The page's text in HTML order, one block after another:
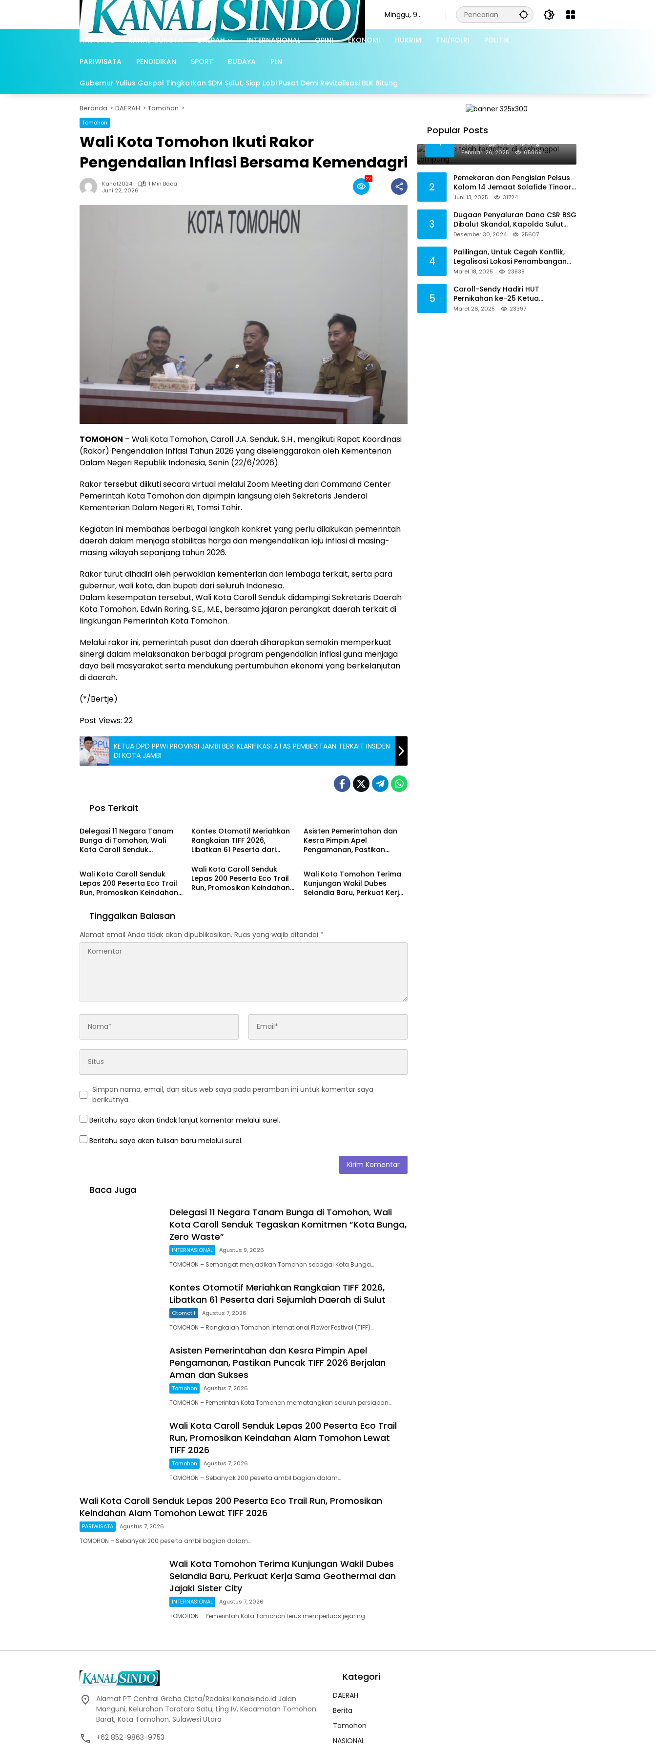
Minggu, 9
NASIONAL
KANAL IBUKOTA DAERAH INTERNASIONAL OPINI EKONOMI HUKRIM TNI/POLRI POLITIK
PARIWISATA PENDIDIKAN SPORT BUDAYA PLN
Gubernur Yulius Gaspol Tingkatkan SDM Sulut, Siap Lobi Pusat Demi Revitalisasi BLK Bitung
Beranda DAERAH Tomohon
Tomohon
Wali Kota Tomohon Ikuti Rakor
Pengendalian Inflasi Bersama Kemendagri
Kanal2024
1 Min Baca
Juni 22, 2026
22
TOMOHON – Wali Kota Tomohon, Caroll J.A. Senduk, S.H., mengikuti Rapat Koordinasi
(Rakor) Pengendalian Inflasi Tahun 2026 yang diselenggarakan oleh Kementerian
Dalam Negeri Republik Indonesia, Senin (22/6/2026).
Rakor tersebut diikuti secara virtual melalui Zoom Meeting dari Command Center
Pemerintah Kota Tomohon dan dipimpin langsung oleh Sekretaris Jenderal
Kementerian Dalam Negeri RI, Tomsi Tohir.
Kegiatan ini membahas berbagai langkah konkret yang perlu dilakukan pemerintah
daerah dalam menjaga stabilitas harga dan mengendalikan laju inflasi di masing-
masing wilayah sepanjang tahun 2026.
Rakor turut dihadiri oleh perwakilan kementerian dan lembaga terkait, serta para
gubernur, wali kota, dan bupati dari seluruh Indonesia.
Dalam kesempatan tersebut, Wali Kota Caroll Senduk didampingi Sekretaris Daerah
Kota Tomohon, Edwin Roring, S.E., M.E., bersama jajaran perangkat daerah terkait di
lingkungan Pemerintah Kota Tomohon.
Melalui rakor ini, pemerintah pusat dan daerah diharapkan semakin memperkuat
sinergi dalam melaksanakan berbagai program pengendalian inflasi guna menjaga
daya beli masyarakat serta mendukung pertumbuhan ekonomi yang berkelanjutan
di daerah.
(*/Bertje)
Post Views: 22
KETUA DPD PPWI PROVINSI JAMBI BERI KLARIFIKASI ATAS PEMBERITAAN TERKAIT INSIDEN
DI KOTA JAMBI
Pos Terkait
INTERNASIONAL
Delegasi 11 Negara Tanam
Bunga di Tomohon, Wali
Kota Caroll Senduk
Kontes Otomotif Meriahkan
Rangkaian TIFF 2026,
Libatkan 61 Peserta dari
Asisten Pemerintahan dan
Kesra Pimpin Apel
Pengamanan, Pastikan
Tomohon
Wali Kota Caroll Senduk
Lepas 200 Peserta Eco Trail
Run, Promosikan Keindahan
2026
Wali Kota Caroll Senduk
Lepas 200 Peserta Eco Trail
Run, Promosikan Keindahan
INTERNASIONAL
Wali Kota Tomohon Terima
Kunjungan Wakil Dubes
Selandia Baru, Perkuat Kerja
Tinggalkan Balasan
Alamat email Anda tidak akan dipublikasikan. Ruas yang wajib ditandai *
Simpan nama, email, dan situs web saya pada peramban ini untuk komentar saya
berikutnya.
Beritahu saya akan tindak lanjut komentar melalui surel.
Beritahu saya akan tulisan baru melalui surel.
Baca Juga
Delegasi 11 Negara Tanam Bunga di Tomohon, Wali
Kota Caroll Senduk Tegaskan Komitmen “Kota Bunga,
Zero Waste”
INTERNASIONAL Agustus 9, 2026
TOMOHON – Semangat menjadikan Tomohon sebagai Kota Bunga…
Kontes Otomotif Meriahkan Rangkaian TIFF 2026,
Libatkan 61 Peserta dari Sejumlah Daerah di Sulut
Otomotif Agustus 7, 2026
TOMOHON – Rangkaian Tomohon International Flower Festival (TIFF)…
Asisten Pemerintahan dan Kesra Pimpin Apel
Pengamanan, Pastikan Puncak TIFF 2026 Berjalan
Aman dan Sukses
Tomohon Agustus 7, 2026
TOMOHON – Pemerintah Kota Tomohon mematangkan seluruh persiapan…
Wali Kota Caroll Senduk Lepas 200 Peserta Eco Trail
Run, Promosikan Keindahan Alam Tomohon Lewat
TIFF 2026
Tomohon Agustus 7, 2026
TOMOHON – Sebanyak 200 peserta ambil bagian dalam…
Wali Kota Caroll Senduk Lepas 200 Peserta Eco Trail Run, Promosikan
Keindahan Alam Tomohon Lewat TIFF 2026
PARIWISATA Agustus 7, 2026
TOMOHON – Sebanyak 200 peserta ambil bagian dalam…
Wali Kota Tomohon Terima Kunjungan Wakil Dubes
Selandia Baru, Perkuat Kerja Sama Geothermal dan
Jajaki Sister City
INTERNASIONAL Agustus 7, 2026
TOMOHON – Pemerintah Kota Tomohon terus memperluas jejaring…
Popular Posts
1
Grib Jaya telah terdaftar di
Kesbangpol Lampung
Februari 26, 2025 65869
2
Pemekaran dan Pengisian Pelsus
Kolom 14 Jemaat Solafide Tinoor
Langgar Tata Gereja 2021, Toreh :
Juni 13, 2025 31724
3
Dugaan Penyaluran Dana CSR BSG
Dibalut Skandal, Kapolda Sulut
Diminta Menseriusi Hal ini
Desember 30, 2024 25607
4
Palilingan, Untuk Cegah Konflik,
Legalisasi Lokasi Penambangan
Solusinya
Maret 18, 2025 23838
5
Caroll-Sendy Hadiri HUT
Pernikahan ke-25 Ketua
Pengadilan Negeri Tondano
Maret 26, 2025 23397
Alamat PT Central Graha Cipta/Redaksi kanalsindo.id Jalan
Manguni, Kelurahan Taratara Satu, Ling IV, Kecamatan Tomohon
Barat, Kota Tomohon. Sulawesi Utara
+62 852-9863-9753
Kategori
DAERAH
Berita
Tomohon
NASIONAL